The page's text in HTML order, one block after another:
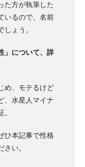
た方が執筆した
いるので、名前
ょう。
」について、詳
め、モテるけど
、水星人マイナ
ひ本記事で性格
い。